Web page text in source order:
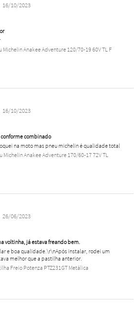
16/10/2023
Michelin Anakee Adventure 120/70-19 60V TL F
16/10/2023
combinado
na moto mas pneu michelin é qualidade total
Michelin Anakee Adventure 170/60-17 72V TL
26/06/2023
voltinha, já estava freando bem.
e boa qualidade.\r\nApós instalar, rodei um
melhor que a pastilha anterior.
Freio Potenza PTZ231GT Metálica